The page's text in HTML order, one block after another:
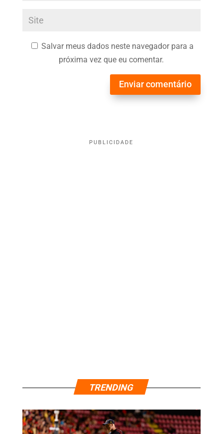
Salvar meus dados neste navegador para a
próxima vez que eu comentar.
Enviar comentário
PUBLICIDADE
TRENDING